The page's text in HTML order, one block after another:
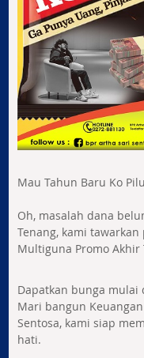
Mau Tahun Baru Ko
Oh, masalah dana
Tenang, kami
Multiguna Promo Akhir
Dapatkan bunga mulai
Mari bangun
Sentosa, kami siap
hati.